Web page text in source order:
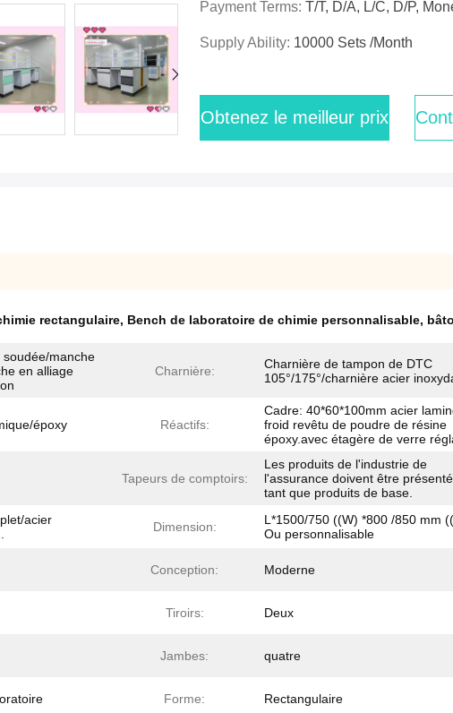
Payment Terms: T/T, D/A, L/C, D/P,
Supply Ability: 10000 Sets /Month
Obtenez le meilleur prix
rectangulaire, Bench de laboratoire de chimie personnalisable,
manche
en alliage
Charnière:
Charnière de tampon de DTC
105°/175°/charnière acier
époxy Réactifs:
Cadre: 40*60*100mm acier
froid revêtu de poudre de résine
époxy.avec étagère de verre
Tapeurs de comptoirs:
Les produits de l'industrie de
l'assurance doivent être
tant que produits de base.
acier
Dimension:
L*1500/750 ((W) *800 /850 mm
Ou personnalisable
Conception: Moderne
Tiroirs: Deux
Jambes: quatre
Forme: Rectangulaire